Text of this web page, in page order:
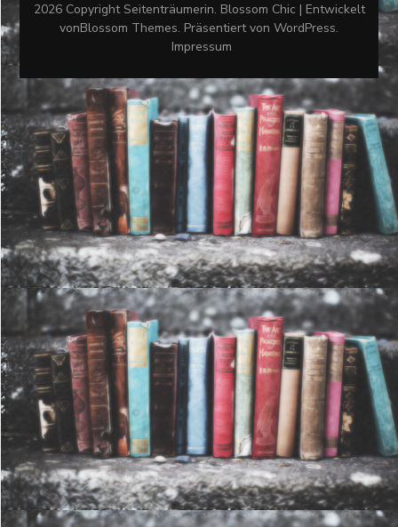
2026 CopyrightSeitenträumerin. Blossom Chic | Entwickelt
vonBlossom Themes. Präsentiert von WordPress.
Impressum